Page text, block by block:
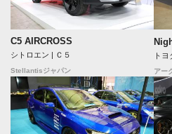
C5 AIRCROSS
シトロエン | Ｃ５
Stellantisジャパン
ト
アー